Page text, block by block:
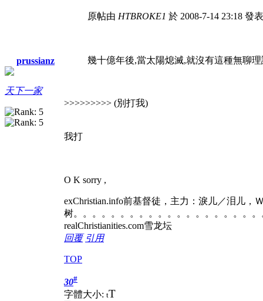
prussianz
天下一家
原帖由 HTBROKE1 於 2008-7-14 23:18 發
幾十億年後,當太陽熄滅,就沒有這種無聊
>>>>>>>>> (別打我)
我打
O K sorry ,
exChristian.info前基督徒，主力：淚儿／泪儿，
树。。。。。。。。。。。。。。。。。。。
realChristianities.com雪龙坛
回覆 引用
TOP
30#
字體大小: tT